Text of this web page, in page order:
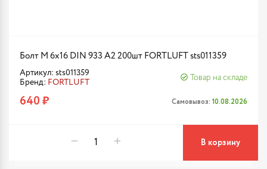
Болт М 6х16 DIN 933 A2 200шт FORTLUFT sts011359
Артикул: sts011359
Бренд: FORTLUFT
Товар на складе
640 ₽ Самовывоз: 10.08.2026
В корзину